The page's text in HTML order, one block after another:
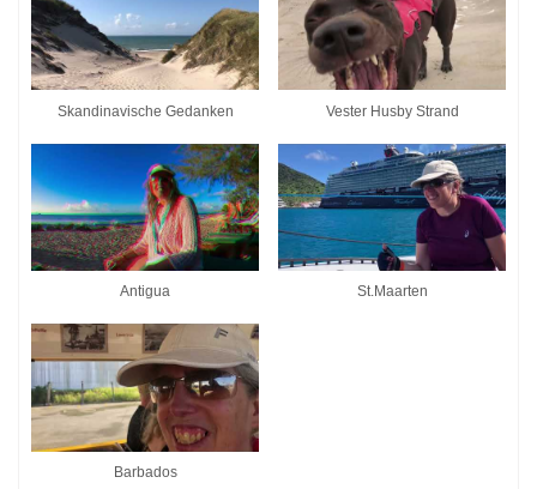
Skandinavische Gedanken Vester Husby Strand
Antigua St.Maarten
Barbados